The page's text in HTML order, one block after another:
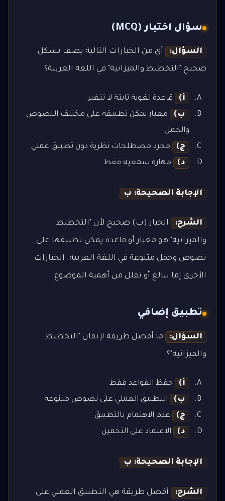
سؤال اختبار (MCQ)
السؤال: أي من الخيارات التالية يصف بشكل
صحيح "التخطيط والميزانية" في اللغة العربية؟
أ)
قاعدة لغوية ثابتة لا تتغير
ب)
معيار يمكن تطبيقه على مختلف النصوص
والجمل
ج)
مجرد مصطلحات نظرية دون تطبيق عملي
د)
مهارة سمعية فقط
الإجابة الصحيحة: ب
الشرح: الخيار (ب) صحيح لأن "التخطيط
والميزانية" هو معيار أو قاعدة يمكن تطبيقها على
نصوص وجمل متنوعة في اللغة العربية. الخيارات
الأخرى إما تبالغ أو تقلل من أهمية الموضوع.
تطبيق إضافي
السؤال: ما أفضل طريقة لإتقان "التخطيط
والميزانية"؟
أ)
حفظ القواعد فقط
ب)
التطبيق العملي على نصوص متنوعة
ج)
عدم الاهتمام بالتطبيق
د)
الاعتماد على التخمين
الإجابة الصحيحة: ب
الشرح: أفضل طريقة هي التطبيق العملي على